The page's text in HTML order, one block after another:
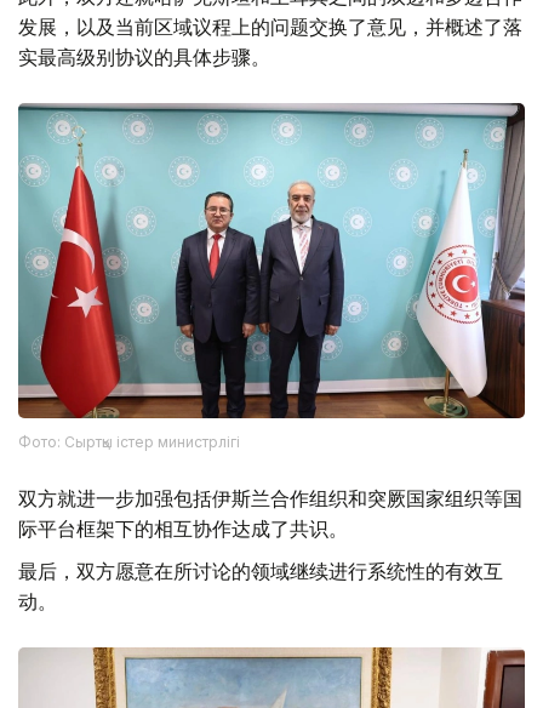
发展，以及当前区域议程上的问题交换了意见，并概述了落
实最高级别协议的具体步骤。
Фото: Сыртқы істер министрлігі
双方就进一步加强包括伊斯兰合作组织和突厥国家组织等国
际平台框架下的相互协作达成了共识。
最后，双方愿意在所讨论的领域继续进行系统性的有效互
动。